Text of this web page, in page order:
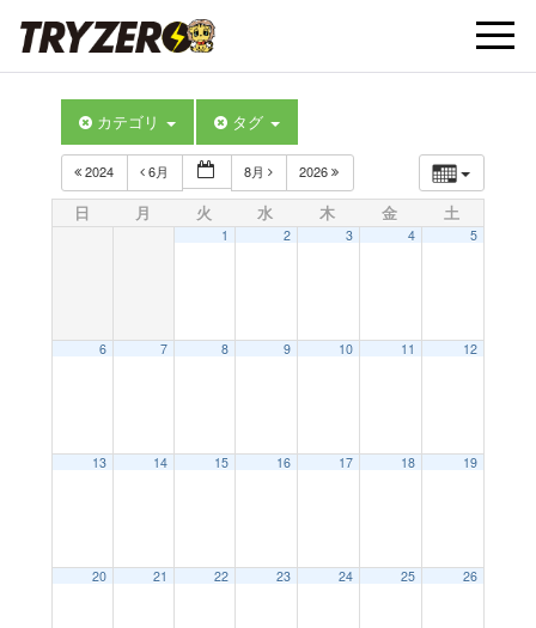
t
カテゴリ タグ
2024 6月 8月 2026
日 月 火 水 木 金 土
1 2 3 4 5
6 7 8 9 10 11 12
13 14 15 16 17 18 19
20 21 22 23 24 25 26